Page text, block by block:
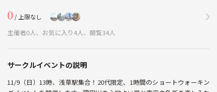
0 / 上限なし
主催者0人、お気に入り4人、閲覧34人
サークルイベントの説明
11/9（日）13時、浅草駅集合！20代限定、1時間のショートウォーキン